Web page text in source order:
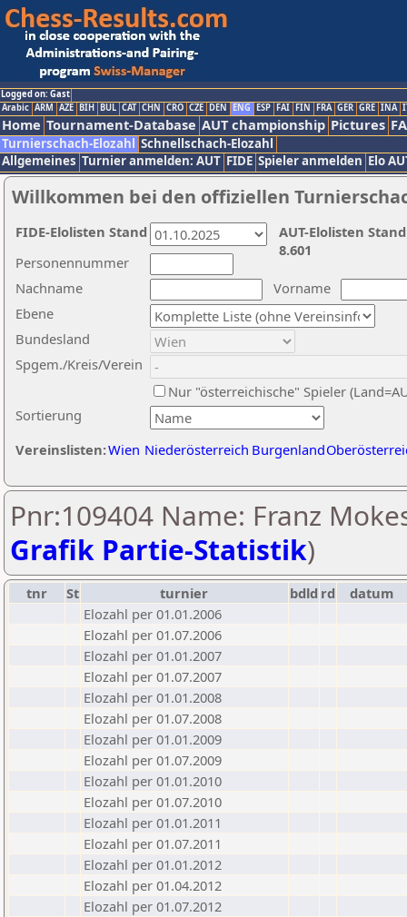
Logged on: Gast
Arabic ARM AZE BIH BUL CAT CHN CRO CZE DEN ENG ESP FAI FIN FRA GER GRE INA
Home Tournament-Database AUT championship Pictures
Turnierschach-Elozahl Schnellschach-Elozahl
Allgemeines Turnier anmelden: AUT FIDE Spieler anmelden Elo
Willkommen bei den offiziellen
Nachname
Vorname
Ebene
Sortierung
Personennummer
Bundesland
Spgem./Kreis/Verein
Nur "österreichische" Spieler
Vereinslisten:Wien Niederösterreich Burgenland
AUT-Elolisten
8.601
FIDE-Elolisten Stand
Pnr:109404 Name: Franz
Grafik Partie-Statistik)
tnr St turnier bdld rd
datum
Elozahl per 01.01.2006
Elozahl per 01.07.2006
Elozahl per 01.01.2007
Elozahl per 01.07.2007
Elozahl per 01.01.2008
Elozahl per 01.07.2008
Elozahl per 01.01.2009
Elozahl per 01.07.2009
Elozahl per 01.01.2010
Elozahl per 01.07.2010
Elozahl per 01.01.2011
Elozahl per 01.07.2011
Elozahl per 01.01.2012
Elozahl per 01.04.2012
Elozahl per 01.07.2012